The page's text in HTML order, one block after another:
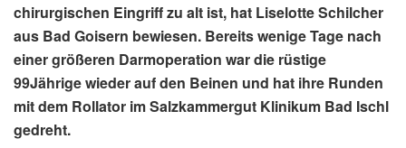
chirurgischen Eingriff zu alt ist, hat Liselotte Schilcher
aus Bad Goisern bewiesen. Bereits wenige Tage nach
einer größeren Darmoperation war die rüstige
99Jährige wieder auf den Beinen und hat ihre Runden
mit dem Rollator im Salzkammergut Klinikum Bad Ischl
gedreht.